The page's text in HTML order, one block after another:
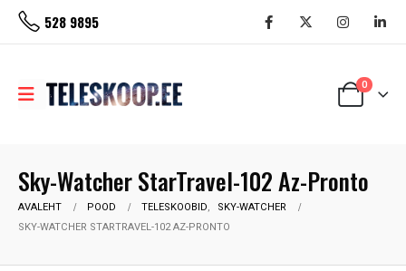
528 9895
0
Sky-Watcher StarTravel-102 Az-Pronto
AVALEHT POOD TELESKOOBID,
SKY-WATCHER
SKY-WATCHER STARTRAVEL-102 AZ-PRONTO